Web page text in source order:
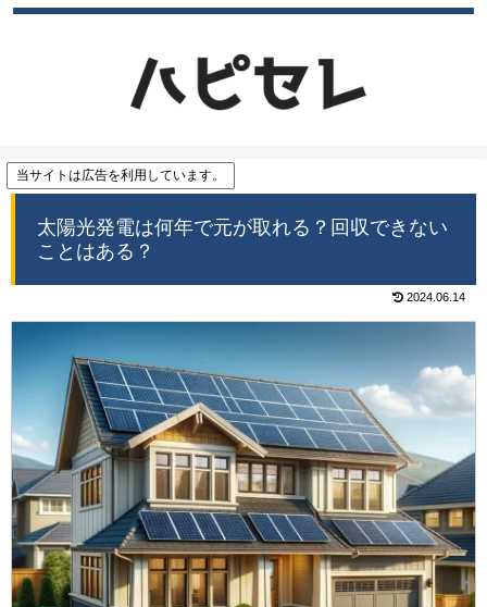
当サイトは広告を利用しています。
太陽光発電は何年で元が取れる？回収できない
ことはある？
2024.06.14